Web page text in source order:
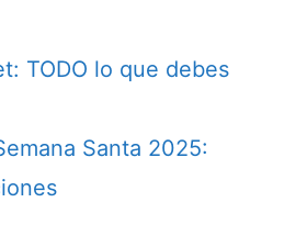
TODO lo que debes
Santa 2025: